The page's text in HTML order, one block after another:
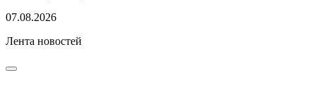
07.08.2026
Лента новостей